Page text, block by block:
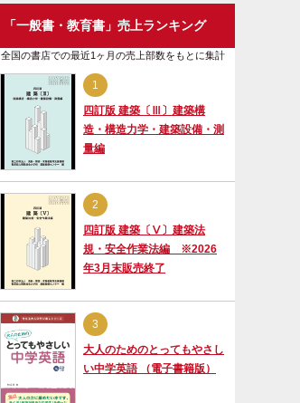
「一般書・教育書」売上ランキング
全国の書店での最近1ヶ月の売上部数をもとに集計
1
四訂版 建築〔Ⅲ〕建築構
造・構造力学・建築設備・測
量編
2
四訂版 建築〔Ⅴ〕建築法
規・安全作業法編 ※2026
年3月末販売終了
3
大人のためのとってもやさし
い中学英語 （電子書籍版）